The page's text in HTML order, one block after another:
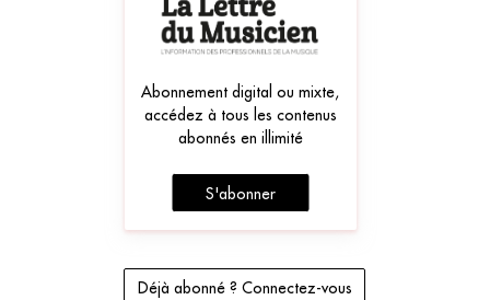
Abonnement digital ou mixte,
accédez à tous les contenus
abonnés en illimité
S'abonner
Déjà abonné ? Connectez-vous